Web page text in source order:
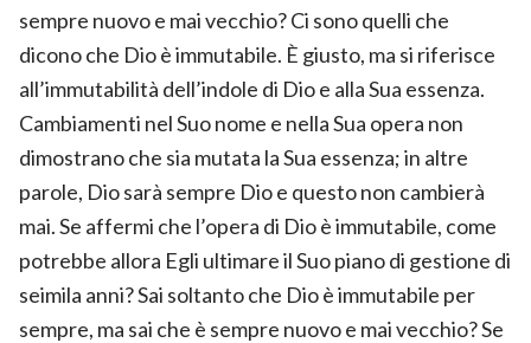
sempre nuovo e mai vecchio? Ci sono quelli che
dicono che Dio è immutabile. È giusto, ma si riferisce
all’immutabilità dell’indole di Dio e alla Sua essenza.
Cambiamenti nel Suo nome e nella Sua opera non
dimostrano che sia mutata la Sua essenza; in altre
parole, Dio sarà sempre Dio e questo non cambierà
mai. Se affermi che l’opera di Dio è immutabile, come
potrebbe allora Egli ultimare il Suo piano di gestione di
seimila anni? Sai soltanto che Dio è immutabile per
sempre, ma sai che è sempre nuovo e mai vecchio? Se